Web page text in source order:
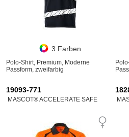
3 Farben
Polo-Shirt, Premium, Moderne
Passform, zweifarbig
19093-771
MASCOT® ACCELERATE SAFE